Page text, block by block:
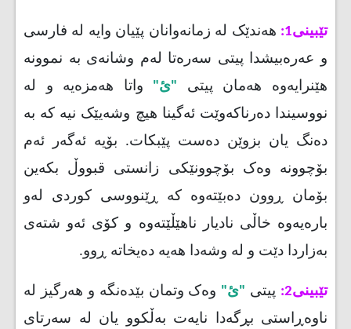
تێبینی1:
هەندێک لە زمانەوانان پێیان وایە لە فارسی
و عەرەبیشدا پیتی سەرەتا لەم وشانەی بە نموونە
هێنرایەوە هەمان پیتی "ئ" واتا هەمزەیە و لە
نووسیندا دەرناکەوێت ئەگینا هیچ وشەیێک نیە کە بە
دەنگ یان بزوێن دەست پێبکات. بۆیە ئەگەر ئەم
بۆچوونە وەک بۆچوونێکی زانستی قبووڵ بکەین
بۆمان ڕوون دەبێتەوە کە ڕێنووسی کوردی لەو
بارەیەوە خاڵی نادیار ناهێڵێتەوە و کۆی ئەو شتەی
بەزاردا دێت و لە وشەدا هەیە دەیخاتە ڕوو.
تێبینی2: پیتی "ئ" وەک وتمان بێدەنگە و هەرگیز لە
ناوەڕاستی بڕگەدا نایەت بەڵکوو یان لە سەرتای